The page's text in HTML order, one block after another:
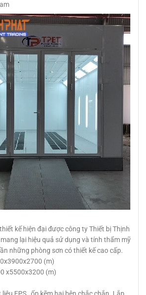
kế hiện đại được công ty Thiết bị Thịnh
lại hiệu quả sử dụng và tính thẩm mỹ
những phòng sơn có thiết kế cao cấp.
(m)
x5500x3200 (m)